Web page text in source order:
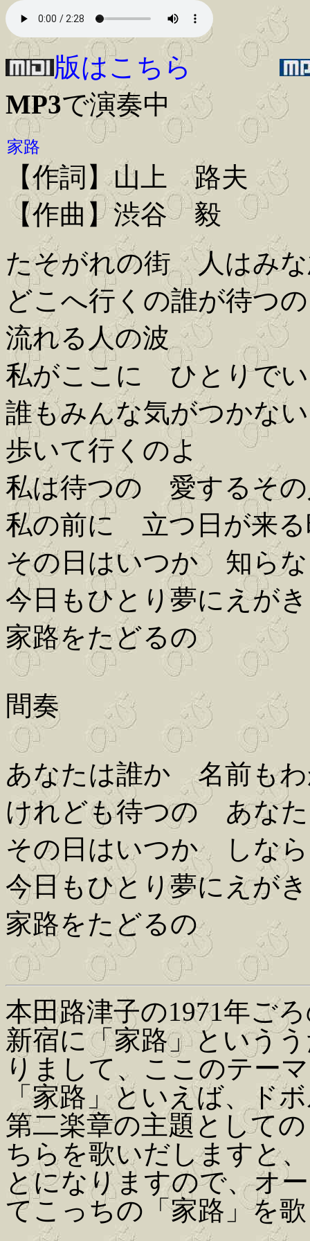
版はこちら
MP3で演奏中
家路
【作詞】山上 路夫
【作曲】渋谷 毅
たそがれの街 人はみ
どこへ行くの誰が待つの
流れる人の波
私がここに ひとりで
誰もみんな気がつかな
歩いて行くのよ
私は待つの 愛するそ
私の前に 立つ日が来る
その日はいつか 知ら
今日もひとり夢にえがき
家路をたどるの
間奏
あなたは誰か 名前も
けれども待つの あな
その日はいつか しな
今日もひとり夢にえがき
家路をたどるの
本田路津子の1971年ご
新宿に「家路」という
りまして、ここのテー
「家路」といえば、ド
第二楽章の主題として
ちらを歌いだしますと
とになりますので、オ
てこっちの「家路」を